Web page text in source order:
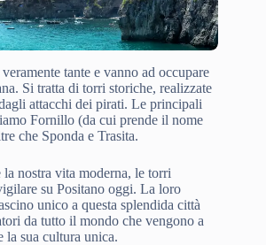
tante e vanno ad occupare
Si tratta di torri storiche, realizzate
attacchi dei pirati. Le principali
Fornillo (da cui prende il nome
che Sponda e Trasita.
nostra vita moderna, le torri
su Positano oggi. La loro
unico a questa splendida città
da tutto il mondo che vengono a
la sua cultura unica.